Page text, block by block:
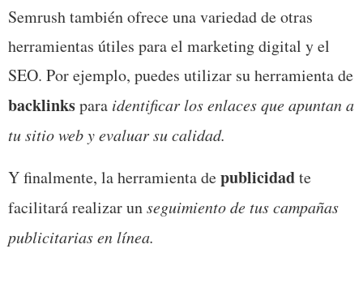
Semrush también ofrece una variedad de otras
herramientas útiles para el marketing digital y el
backlinks para identificar los enlaces que apuntan a
tu sitio web y evaluar su calidad.
Y finalmente, la herramienta de publicidad te
facilitará realizar un seguimiento de tus campañas
publicitarias en línea.